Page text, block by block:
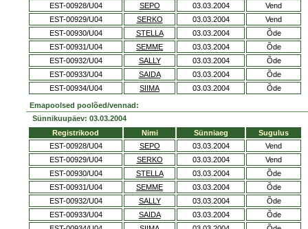
EST-00928/U04
SEPO 03.03.2004
Vend
EST-00929/U04
SERKO 03.03.2004
Vend
EST-00930/U04
STELLA 03.03.2004
Õde
EST-00931/U04
SEMME 03.03.2004
Õde
EST-00932/U04
SALLY 03.03.2004
Õde
EST-00933/U04
SAIDA 03.03.2004
Õde
EST-00934/U04
SIIMA 03.03.2004 Õde
Emapoolsed poolõed/vennad:
Sünnikuupäev: 03.03.2004
Registrikood
Nimi Sünniaeg
Sugulus
EST-00928/U04
SEPO 03.03.2004
Vend
EST-00929/U04
SERKO 03.03.2004
Vend
EST-00930/U04
STELLA 03.03.2004
Õde
EST-00931/U04
SEMME 03.03.2004
Õde
EST-00932/U04
SALLY 03.03.2004
Õde
EST-00933/U04
SAIDA 03.03.2004
Õde